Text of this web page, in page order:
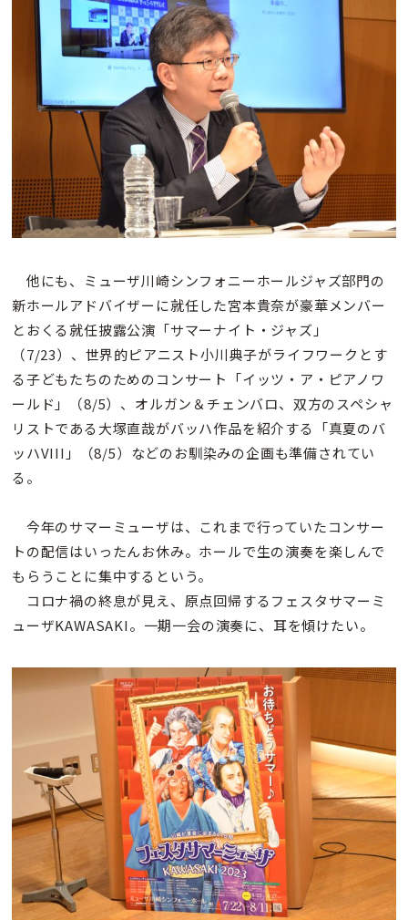
他にも、ミューザ川崎シンフォニーホールジャズ部門の
新ホールアドバイザーに就任した宮本貴奈が豪華メンバー
とおくる就任披露公演「サマーナイト・ジャズ」
（7/23）、世界的ピアニスト小川典子がライフワークとす
る子どもたちのためのコンサート「イッツ・ア・ピアノワ
ールド」（8/5）、オルガン＆チェンバロ、双方のスペシャ
リストである大塚直哉がバッハ作品を紹介する「真夏のバ
ッハVIII」（8/5）などのお馴染みの企画も準備されてい
る。
今年のサマーミューザは、これまで行っていたコンサー
トの配信はいったんお休み。ホールで生の演奏を楽しんで
もらうことに集中するという。
コロナ禍の終息が見え、原点回帰するフェスタサマーミ
ューザKAWASAKI。一期一会の演奏に、耳を傾けたい。